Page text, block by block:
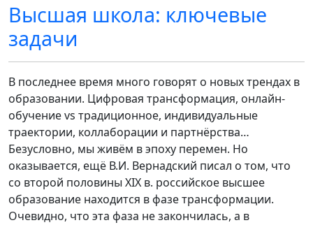
Высшая школа: ключевые
задачи
В последнее время много говорят о новых трендах в
образовании. Цифровая трансформация, онлайн-
обучение vs традиционное, индивидуальные
траектории, коллаборации и партнёрства…
Безусловно, мы живём в эпоху перемен. Но
оказывается, ещё В.И. Вернадский писал о том, что
со второй половины XIX в. российское высшее
образование находится в фазе трансформации.
Очевидно, что эта фаза не закончилась, а в